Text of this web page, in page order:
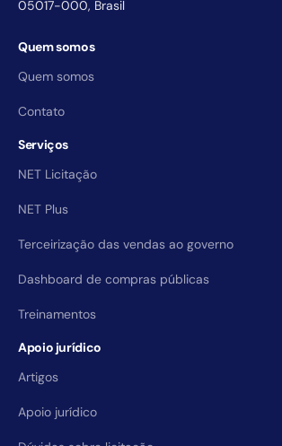
05017-000, Brasil
Quem somos
Quem somos
Contato
Serviços
NET Licitação
NET Plus
Terceirização das vendas ao governo
Dashboard de compras públicas
Treinamentos
Apoio jurídico
Artigos
Apoio jurídico